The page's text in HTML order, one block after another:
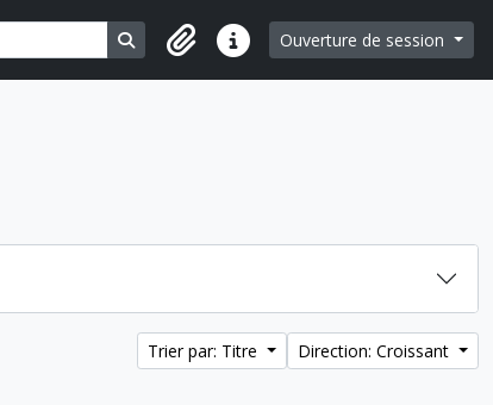
Search in browse page
Liens rapidesOuverture de session
Trier par: Titre Direction: Croissant